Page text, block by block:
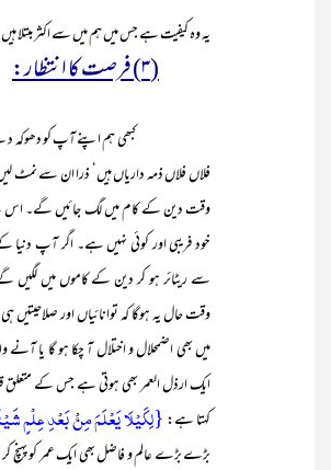
یہ وہ کیفیت ہے جس میں ہم میں سے اکثر مبتلا
(۳) فرصت کا انتظار:
کبھی ہم اپنے آپ کو دھوکہ
فلاں فلاں ذمہ داریاں ہیں‘ ذرا ان سے نمٹ
وقت دین کے کام میں لگ جائیں گے۔
خود فریبی اور کوئی نہیں ہے۔ اگر آپ دنیا
سے ریٹائر ہو کر دین کے کاموں میں لگیں
وقت حال یہ ہوگا کہ توانائیاں اور صلاحیتیں
میں بھی اضمحلال و اختلال آ چکا ہو گا یا آنے
ایک ارذل العمر بھی ہوتی ہے جس کے متعلق
کہتا ہے:{لِکَیۡلَا یَعۡلَمَ مِنۡۢ بَعۡدِ عِلۡمٍ
بڑے بڑے عالم و فاضل بھی ایک عمر کو پہنچ کر